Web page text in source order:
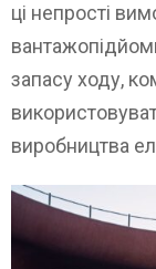
ці непрості
запасу ходу,
виробництва